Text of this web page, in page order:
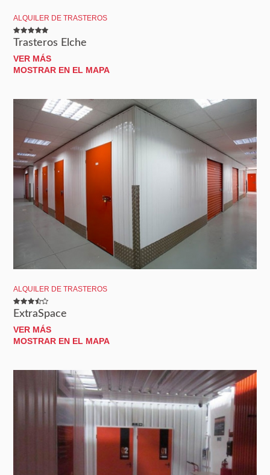
ALQUILER DE TRASTEROS
Trasteros Elche
VER MÁS
MOSTRAR EN EL MAPA
ALQUILER DE TRASTEROS
ExtraSpace
VER MÁS
MOSTRAR EN EL MAPA